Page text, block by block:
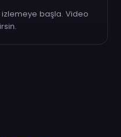
başla. Video